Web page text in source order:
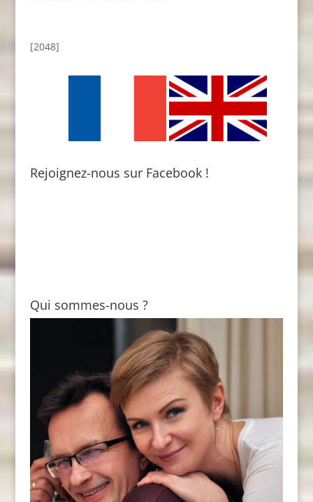
[2048]
Rejoignez-nous sur Facebook !
Qui sommes-nous ?